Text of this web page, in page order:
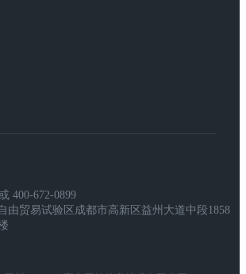
400-672-0899
由贸易试验区成都市高新区益州大道中段1858